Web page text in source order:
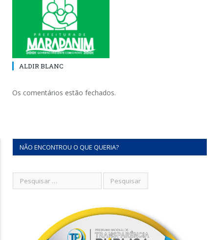
ALDIR BLANC
Os comentários estão fechados.
NÃO ENCONTROU O QUE QUERIA?